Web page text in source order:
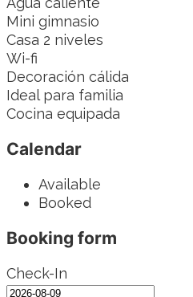
Mini gimnasio
Casa 2 niveles
Wi-fi
Decoración cálida
Ideal para familia
Cocina equipada
Calendar
Available
Booked
Booking form
Check-In